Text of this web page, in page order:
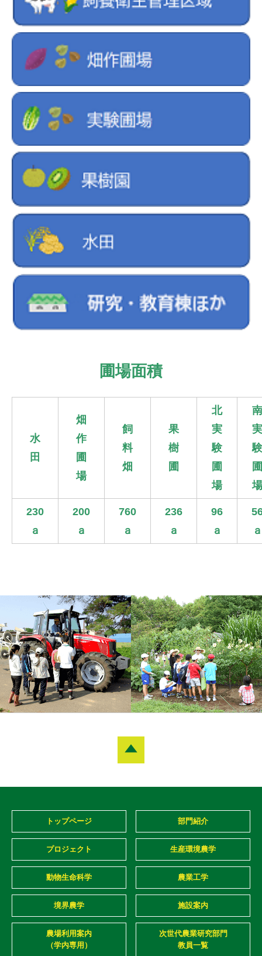
圃場面積
水
田
畑
作
圃
場
飼
料
畑
果
樹
圃
北
実
験
圃
場
南
実
験
圃
場
230
ａ
200
ａ
760
ａ
236
ａ
96
ａ
ａ
トップページ 部門紹介
プロジェクト 生産環境農学
動物生命科学 農業工学
境界農学 施設案内
農場利用案内
（学内専用）
次世代農業研究部門
教員一覧